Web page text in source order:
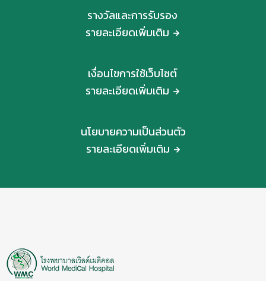
รางวัลและการรับรอง
รายละเอียดเพิ่มเติม
เงื่อนไขการใช้เว็บไซต์
รายละเอียดเพิ่มเติม
นโยบายความเป็นส่วนตัว
รายละเอียดเพิ่มเติม